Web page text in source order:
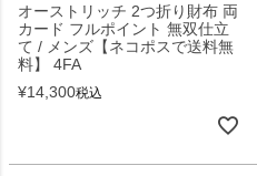
オーストリッチ 2つ折り財布 両
カード フルポイント 無双仕立
て / メンズ【ネコポスで送料無
料】 4FA
¥14,300税込